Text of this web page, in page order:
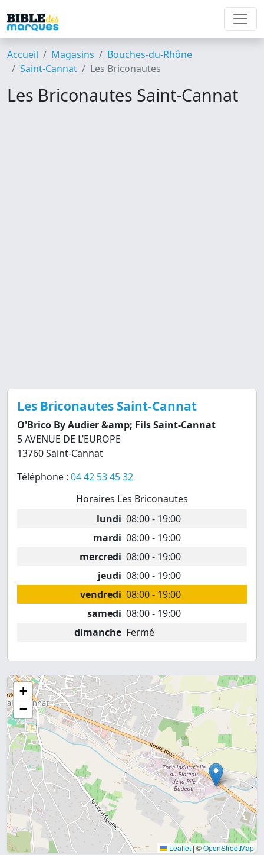
Accueil Magasins
Bouches-du-Rhône
Saint-Cannat
Les Briconautes
Les Briconautes Saint-Cannat
Les Briconautes Saint-Cannat
O'Brico By Audier &amp; Fils Saint-Cannat
5 AVENUE DE L’EUROPE
13760 Saint-Cannat
Téléphone : 04 42 53 45 32
Horaires Les Briconautes
lundi 08:00 - 19:00
mardi 08:00 - 19:00
mercredi 08:00 - 19:00
jeudi 08:00 - 19:00
vendredi 08:00 - 19:00
samedi 08:00 - 19:00
dimanche Fermé
+
−
Leaflet | ©OpenStreetMap